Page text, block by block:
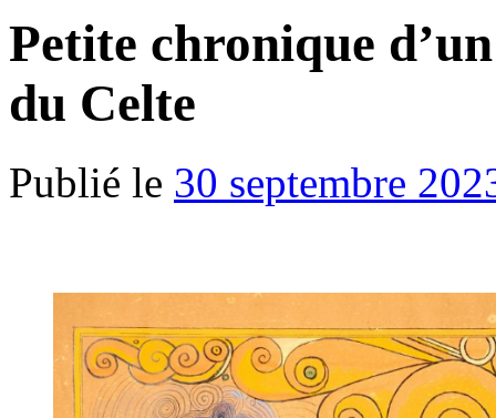
Petite chronique
du Celte
Publié le 30 septembre